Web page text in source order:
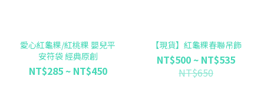
愛心紅龜粿/紅桃粿 嬰兒平
安符袋 經典原創
NT$285 ~ NT$450
【現貨】紅龜粿春聯吊飾
NT$500 ~ NT$535
NT$650